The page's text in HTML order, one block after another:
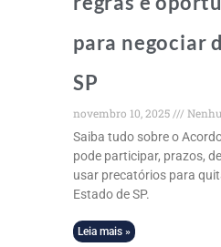
para negociar
SP
novembro 10, 2025
Saiba tudo sobre o
pode participar, prazos,
usar precatórios para
Estado de SP.
Leia mais »